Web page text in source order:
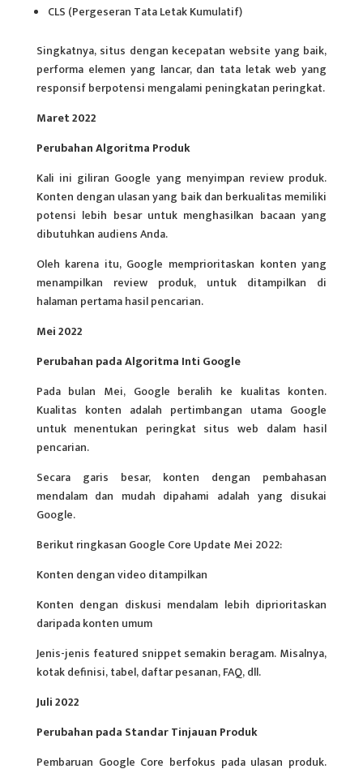
CLS (Pergeseran Tata Letak Kumulatif)
Singkatnya, situs dengan kecepatan website yang baik,
performa elemen yang lancar, dan tata letak web yang
responsif berpotensi mengalami peningkatan peringkat.
Maret 2022
Perubahan Algoritma Produk
Kali ini giliran Google yang menyimpan review produk.
Konten dengan ulasan yang baik dan berkualitas memiliki
potensi lebih besar untuk menghasilkan bacaan yang
dibutuhkan audiens Anda.
Oleh karena itu, Google memprioritaskan konten yang
menampilkan review produk, untuk ditampilkan di
halaman pertama hasil pencarian.
Mei 2022
Perubahan pada Algoritma Inti Google
Pada bulan Mei, Google beralih ke kualitas konten.
Kualitas konten adalah pertimbangan utama Google
untuk menentukan peringkat situs web dalam hasil
pencarian.
Secara garis besar, konten dengan pembahasan
mendalam dan mudah dipahami adalah yang disukai
Google.
Berikut ringkasan Google Core Update Mei 2022:
Konten dengan video ditampilkan
Konten dengan diskusi mendalam lebih diprioritaskan
daripada konten umum
Jenis-jenis featured snippet semakin beragam. Misalnya,
kotak definisi, tabel, daftar pesanan, FAQ, dll.
Juli 2022
Perubahan pada Standar Tinjauan Produk
Pembaruan Google Core berfokus pada ulasan produk.